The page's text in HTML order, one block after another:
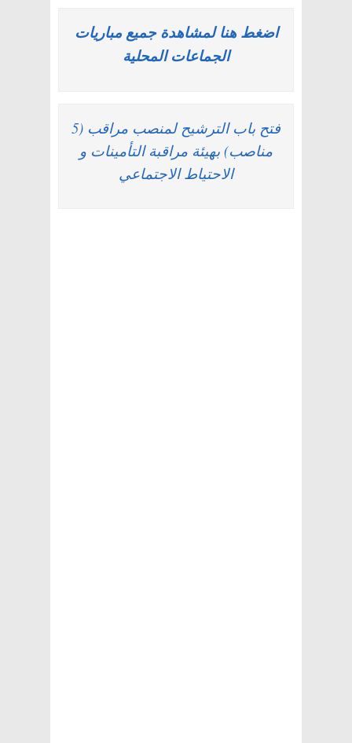
اضغط هنا لمشاهدة جميع مباريات
الجماعات المحلية
فتح باب الترشيح لمنصب مراقب (5
مناصب) بهيئة مراقبة التأمينات و
الاحتياط الاجتماعي